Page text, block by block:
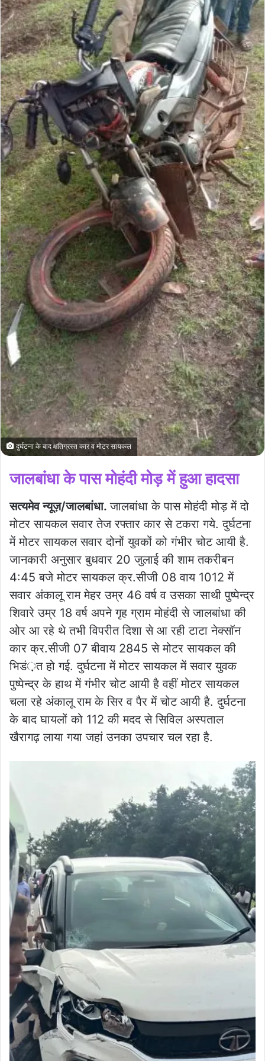
दुर्घटना के बाद क्षतिग्रस्त कार व मोटर सायकल
जालबांधा के पास मोहंदी मोड़ में हुआ हादसा
सत्यमेव न्यूज़/जालबांधा.जालबांधा के पास मोहंदी मोड़ में दो
मोटर सायकल सवार तेज रफ्तार कार से टकरा गये. दुर्घटना
में मोटर सायकल सवार दोनों युवकों को गंभीर चोट आयी है.
जानकारी अनुसार बुधवार 20 जुलाई की शाम तकरीबन
4:45 बजे मोटर सायकल क्र.सीजी 08 वाय 1012 में
सवार अंकालू राम मेहर उम्र 46 वर्ष व उसका साथी पुष्पेन्द्र
शिवारे उम्र 18 वर्ष अपने गृह ग्राम मोहंदी से जालबांधा की
ओर आ रहे थे तभी विपरीत दिशा से आ रही टाटा नेक्सॉन
कार क्र.सीजी 07 बीवाय 2845 से मोटर सायकल की
भिडं़त हो गई. दुर्घटना में मोटर सायकल में सवार युवक
पुष्पेन्द्र के हाथ में गंभीर चोट आयी है वहीं मोटर सायकल
चला रहे अंकालू राम के सिर व पैर में चोट आयी है. दुर्घटना
के बाद घायलों को 112 की मदद से सिविल अस्पताल
खैरागढ़ लाया गया जहां उनका उपचार चल रहा है.